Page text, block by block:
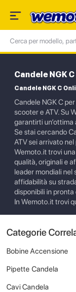
Candele NGK C
Candele NGK C
Candele NGK C
scooter e ATV. Su
garantirti
Se stai cercando
ATV sei arrivato
Wemoto.it trovi
qualità, originali e
leader mondiali nel
affidabilità su
disponibili in
In Wemoto.it trovi
Categorie
Bobine Accensione
Pipette Candela
Cavi Candela